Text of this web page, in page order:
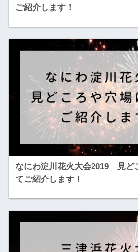
ご紹介します！
なにわ淀川花火大会2019 見ど
てご紹介します！